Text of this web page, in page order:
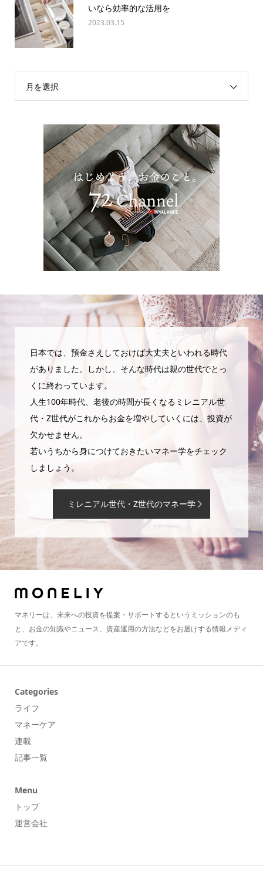
いなら効率的な活用を
2023.03.15
月を選択
日本では、預金さえしておけば大丈夫といわれる時代
がありました。しかし、そんな時代は親の世代でとっ
くに終わっています。
人生100年時代、老後の時間が長くなるミレニアル世
代・Z世代がこれからお金を増やしていくには、投資が
欠かせません。
若いうちから身につけておきたいマネー学をチェック
しましょう。
ミレニアル世代・Z世代のマネー学
マネリーは、未来への投資を提案・サポートするというミッションのも
と、お金の知識やニュース、資産運用の方法などをお届けする情報メディ
アです。
Categories
ライフ
マネーケア
連載
記事一覧
Menu
トップ
運営会社